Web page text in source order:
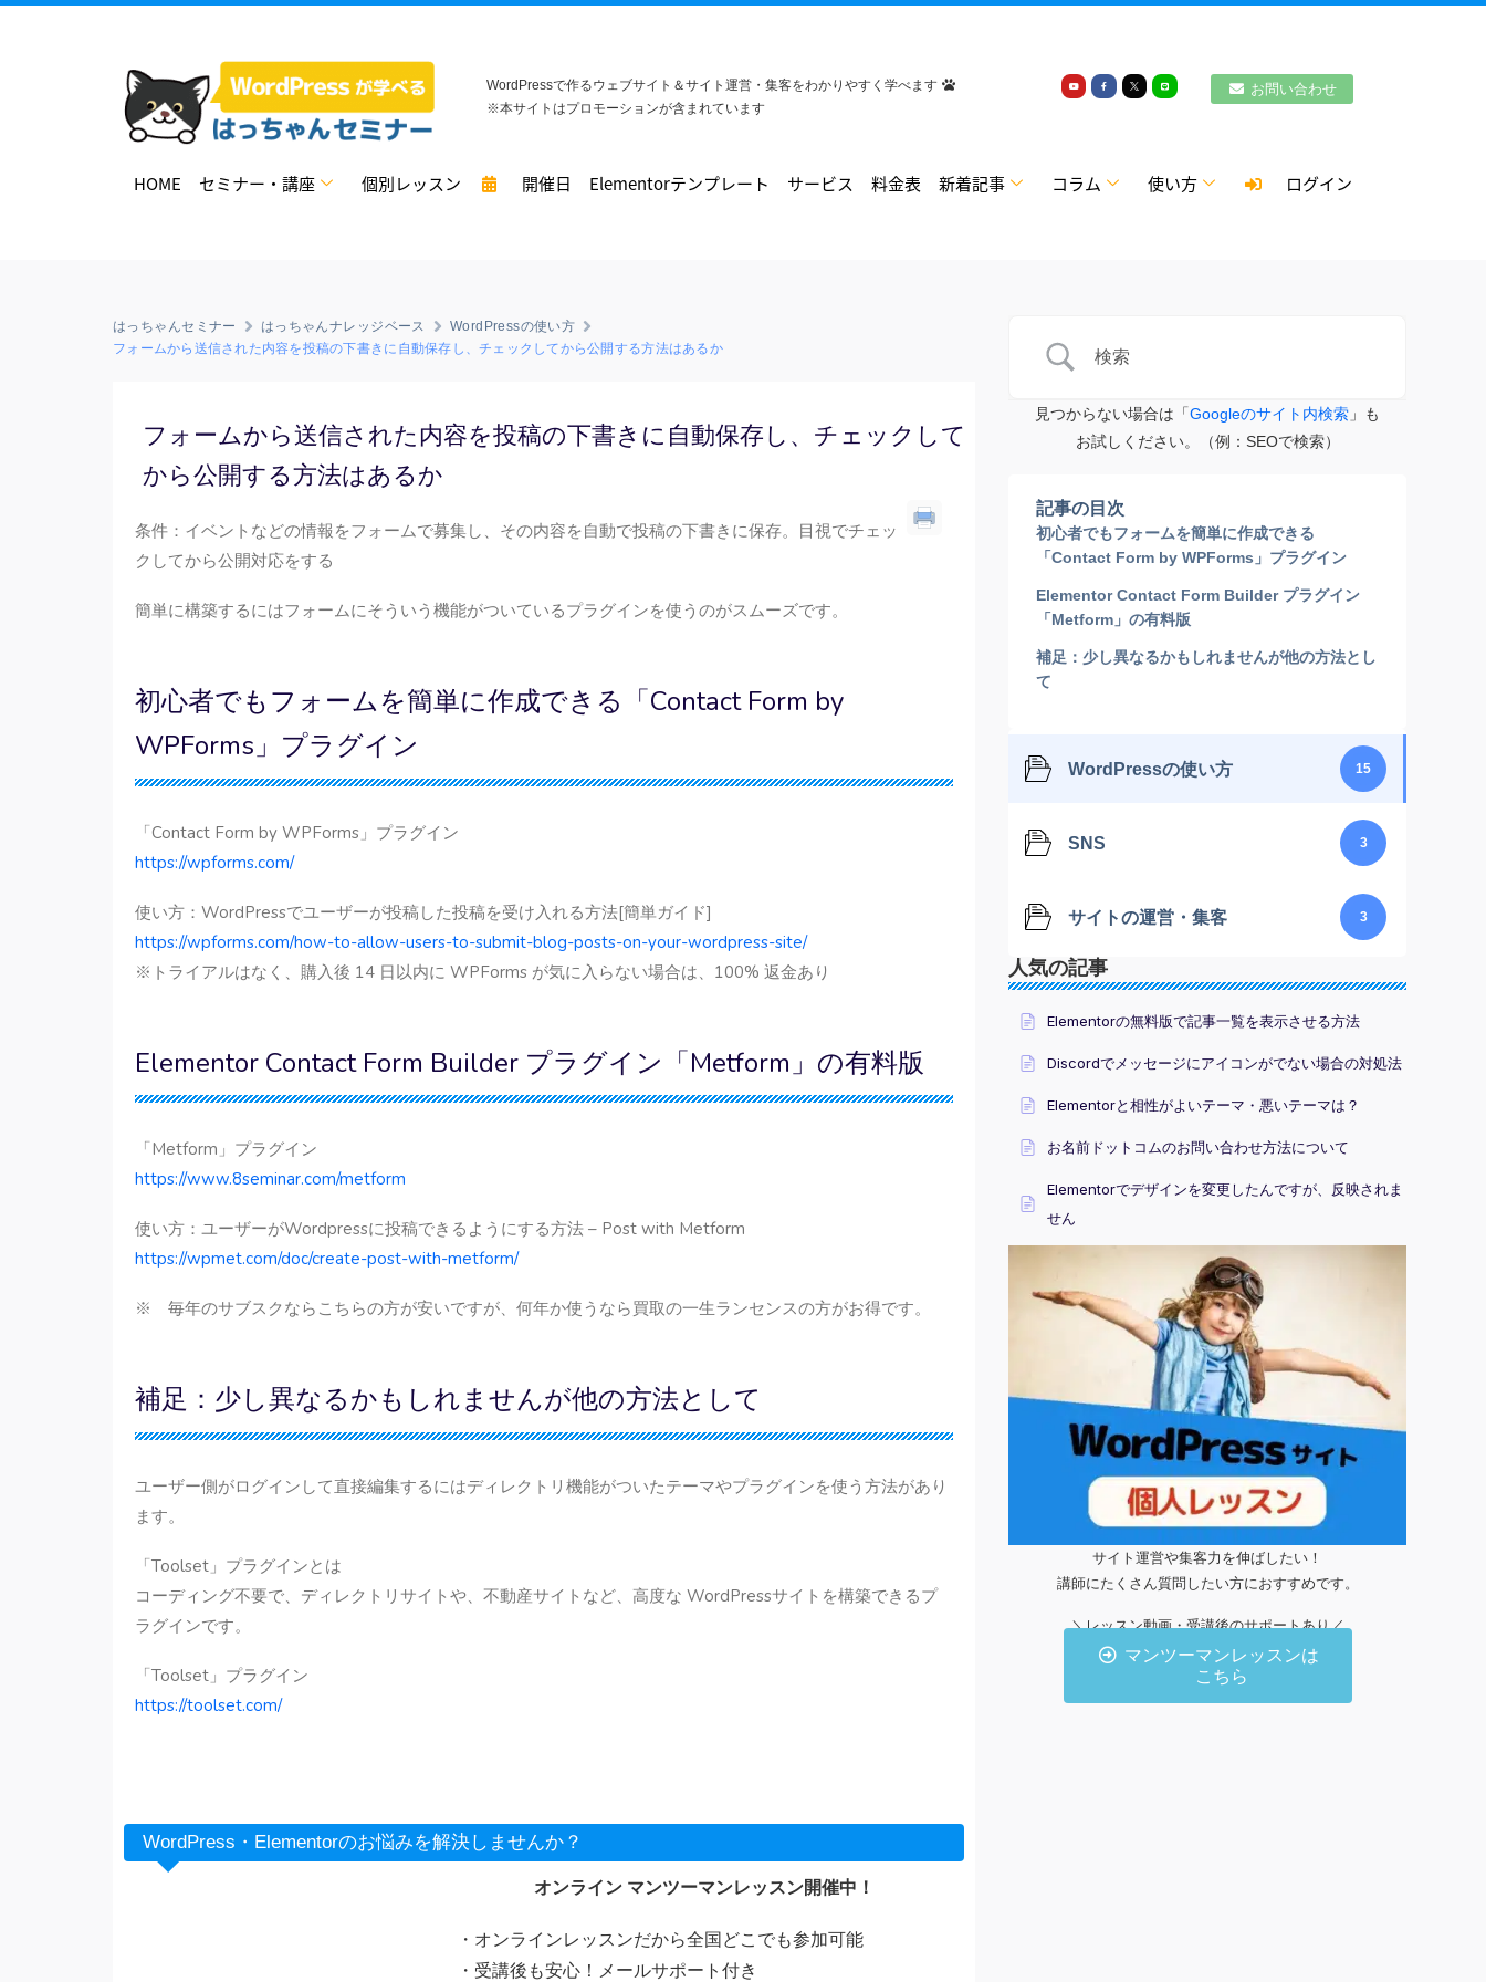
WordPressで作るウェブサイト＆サイト運営・集客をわかりやすく学べます
※本サイトはプロモーションが含まれています
お問い合わせ
HOME セミナー・講座 個別レッスン 開催日 Elementorテンプレート サービス 料金表 新着記事 コラム 使い方 ログイン
はっちゃんセミナー はっちゃんナレッジベース
WordPressの使い方
フォームから送信された内容を投稿の下書きに自動保存し、チェックしてから公開する方法はあるか
フォームから送信された内容を投稿の下書きに自動保存し、チェックして
から公開する方法はあるか
条件：イベントなどの情報をフォームで募集し、その内容を自動で投稿の下書きに保存。目視でチェッ
クしてから公開対応をする
簡単に構築するにはフォームにそういう機能がついているプラグインを使うのがスムーズです。
初心者でもフォームを簡単に作成できる「Contact Form by
WPForms」プラグイン
「Contact Form by WPForms」プラグイン
https://wpforms.com/
使い方：WordPressでユーザーが投稿した投稿を受け入れる方法[簡単ガイド]
https://wpforms.com/how-to-allow-users-to-submit-blog-posts-on-your-wordpress-site/
※トライアルはなく、購入後 14 日以内に WPForms が気に入らない場合は、100% 返金あり
Elementor Contact Form Builder プラグイン「Metform」の有料版
「Metform」プラグイン
https://www.8seminar.com/metform
使い方：ユーザーがWordpressに投稿できるようにする方法 – Post with Metform
https://wpmet.com/doc/create-post-with-metform/
※ 毎年のサブスクならこちらの方が安いですが、何年か使うなら買取の一生ランセンスの方がお得です。
補足：少し異なるかもしれませんが他の方法として
ユーザー側がログインして直接編集するにはディレクトリ機能がついたテーマやプラグインを使う方法があり
ます。
「Toolset」プラグインとは
コーディング不要で、ディレクトリサイトや、不動産サイトなど、高度な WordPressサイトを構築できるプ
ラグインです。
「Toolset」プラグイン
https://toolset.com/
WordPress・Elementorのお悩みを解決しませんか？
オンライン マンツーマンレッスン開催中！
・オンラインレッスンだから全国どこでも参加可能
・受講後も安心！メールサポート付き
見つからない場合は「Googleのサイト内検索 」も
お試しください。（例：SEOで検索）
記事の目次
初心者でもフォームを簡単に作成できる
「Contact Form by WPForms」プラグイン
Elementor Contact Form Builder プラグイン
「Metform」の有料版
補足：少し異なるかもしれませんが他の方法とし
て
WordPressの使い方 15
SNS 3
サイトの運営・集客 3
人気の記事
Elementorの無料版で記事一覧を表示させる方法
Discordでメッセージにアイコンがでない場合の対処法
Elementorと相性がよいテーマ・悪いテーマは？
お名前ドットコムのお問い合わせ方法について
Elementorでデザインを変更したんですが、反映されま
せん
サイト運営や集客力を伸ばしたい！
講師にたくさん質問したい方におすすめです。
＼レッスン動画・受講後のサポートあり／
マンツーマンレッスンは
こちら